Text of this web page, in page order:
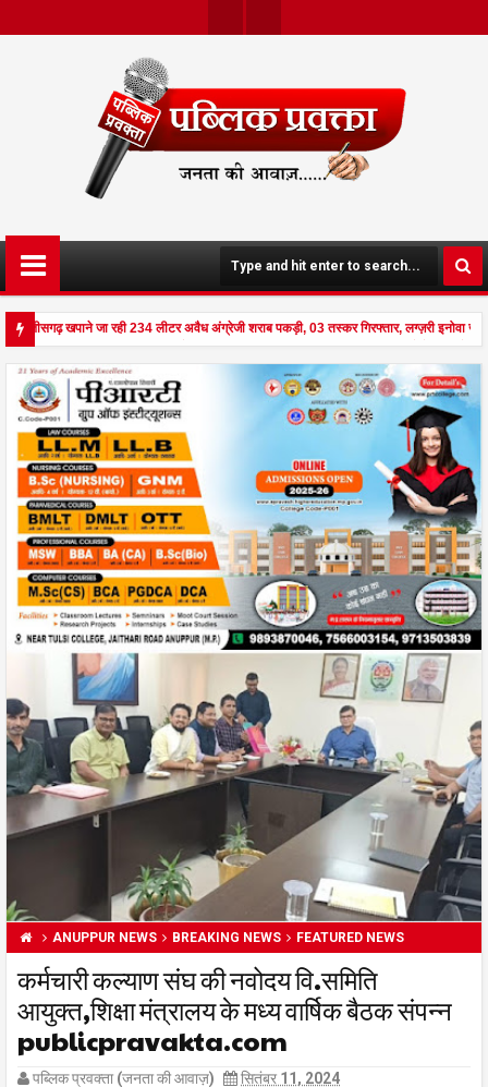
Ter
Boo
K
छत्तीसगढ़ खपाने जा रही 234 लीटर अवैध अंग्रेजी शराब पकड़ी, 03 तस्कर गिरफ्तार, लग्ज़री इनोवा
दहला अनूपपुर - घर पर किसान व नौकरानी का मिला रक्तरंजित शव, पत्नी गंभीर घायल में मेडिकल
ANUPPUR NEWS BREAKING NEWS FEATURED NEWS
कर्मचारी कल्याण संघ की नवोदय वि.समिति
आयुक्त,शिक्षा मंत्रालय के मध्य वार्षिक बैठक संपन्न
publicpravakta.com
पब्लिक प्रवक्ता (जनता की आवाज़) सितंबर 11, 2024